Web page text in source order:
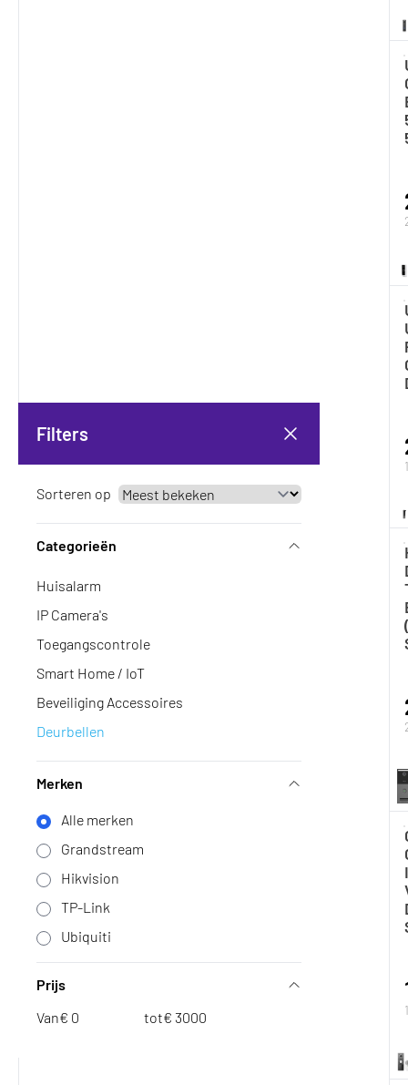
Filters
Sorteren op
Categorieën
Huisalarm
IP Camera's
Toegangscontrole
Smart Home / IoT
Beveiliging Accessoires
Deurbellen
Merken
Alle merken
Grandstream
Hikvision
TP-Link
Ubiquiti
Prijs
Van€ tot€